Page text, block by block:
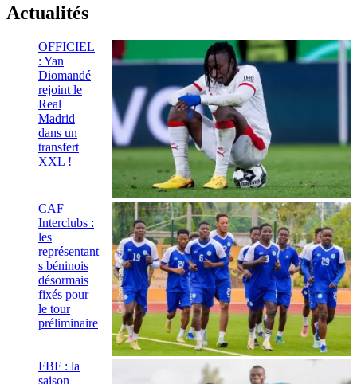
Actualités
OFFICIEL
: Yan
Diomandé
rejoint le
Real
Madrid
dans un
transfert
XXL !
CAF
Interclubs :
les
représentant
s béninois
désormais
fixés pour
le tour
préliminaire
FBF : la
saison